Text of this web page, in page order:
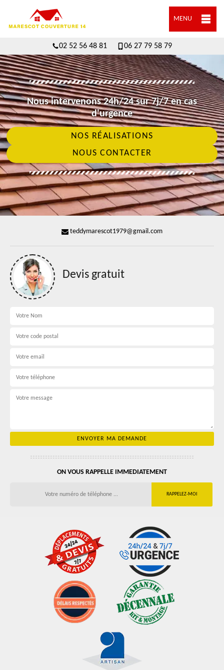
MENU
02 52 56 48 81 06 27 79 58 79
Nous intervenons 24h/24 sur 7j/7 en cas
d'urgence
NOS RÉALISATIONS
NOUS CONTACTER
teddymarescot1979@gmail.com
Devis gratuit
ON VOUS RAPPELLE IMMEDIATEMENT